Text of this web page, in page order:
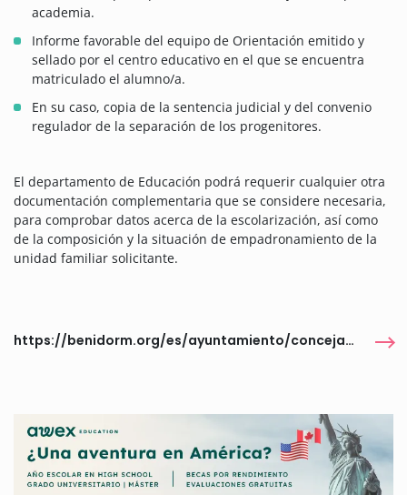
academia.
Informe favorable del equipo de Orientación emitido y
sellado por el centro educativo en el que se encuentra
matriculado el alumno/a.
En su caso, copia de la sentencia judicial y del convenio
regulador de la separación de los progenitores.
El departamento de Educación podrá requerir cualquier otra
documentación complementaria que se considere necesaria,
para comprobar datos acerca de la escolarización, así como
de la composición y la situación de empadronamiento de la
unidad familiar solicitante.
https://benidorm.org/es/ayuntamiento/concejalias/educacion/ayudas/ayudas-clases-de-refuerzo-educativo-1r-semestre-2026